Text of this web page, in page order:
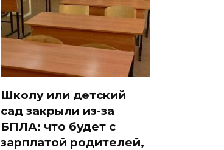
Школу или детский
сад закрыли из-за
БПЛА: что будет с
зарплатой родителей,